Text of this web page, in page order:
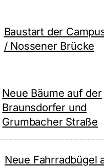
Baustart der
/ Nossener Brücke
Neue Bäume auf der
Braunsdorfer und
Grumbacher Straße
Neue Fahrradbügel